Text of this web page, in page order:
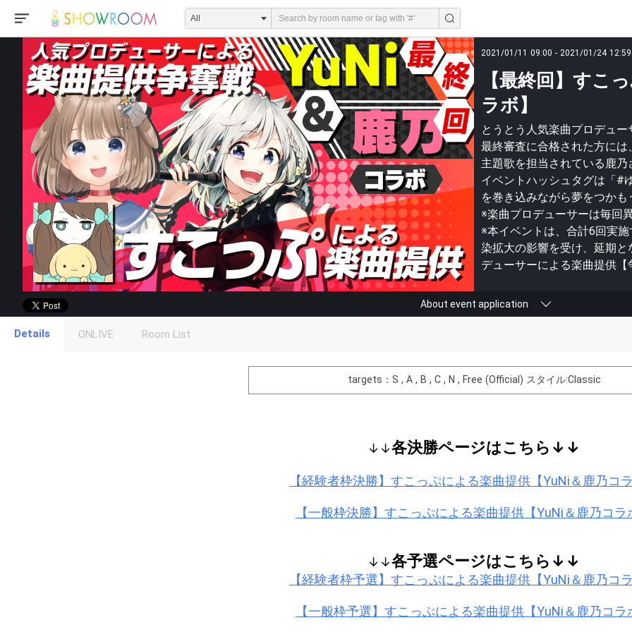
2021/01/11 09:00 - 2021/01/24 12:59
【最終回】すこ
ラボ】
とうとう人気楽曲プロデュ
最終審査に合格された方には
主題歌を担当されている鹿乃
イベントハッシュタグは「#
を巻き込みながら夢をつかも
※楽曲プロデューサーは毎回
※本イベントは、合計6回実
染拡大の影響を受け、延期と
デューサーによる楽曲提供【
About event application
Gifting
(available from 1 JPY)! When you continue to send gifts to the performer(s), the performer's
Details ONLIVE Room List
targets：S , A , B , C , N , Free (Official) スタイル:Classic
↓↓各決勝ページはこちら↓↓
【経験者枠決勝】すこっぷによる楽曲提供【YuNi＆鹿乃コラ
【一般枠決勝】すこっぷによる楽曲提供【YuNi＆鹿乃コラ
↓↓各予選ページはこちら↓↓
【経験者枠予選】すこっぷによる楽曲提供【YuNi＆鹿乃コラ
【一般枠予選】すこっぷによる楽曲提供【YuNi＆鹿乃コラ